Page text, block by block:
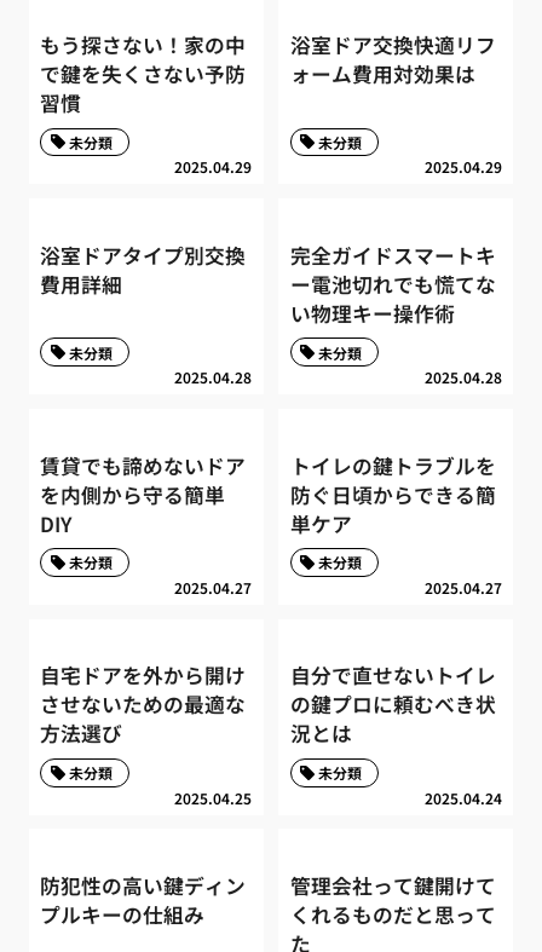
もう探さない！家の中
で鍵を失くさない予防
習慣
2025.04.29
未分類
浴室ドア交換快適リフ
ォーム費用対効果は
2025.04.29
未分類
浴室ドアタイプ別交換
費用詳細
2025.04.28
未分類
完全ガイドスマートキ
ー電池切れでも慌てな
い物理キー操作術
2025.04.28
未分類
賃貸でも諦めないドア
を内側から守る簡単
DIY
2025.04.27
未分類
トイレの鍵トラブルを
防ぐ日頃からできる簡
単ケア
2025.04.27
未分類
自宅ドアを外から開け
させないための最適な
方法選び
2025.04.25
未分類
自分で直せないトイレ
の鍵プロに頼むべき状
況とは
2025.04.24
未分類
防犯性の高い鍵ディン
プルキーの仕組み
管理会社って鍵開けて
くれるものだと思って
た